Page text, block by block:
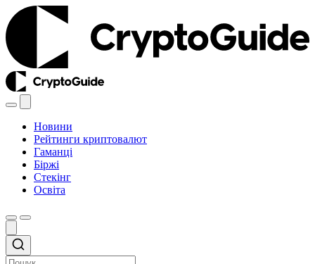
Новини
Рейтинги криптовалют
Гаманці
Біржі
Стекінг
Освіта